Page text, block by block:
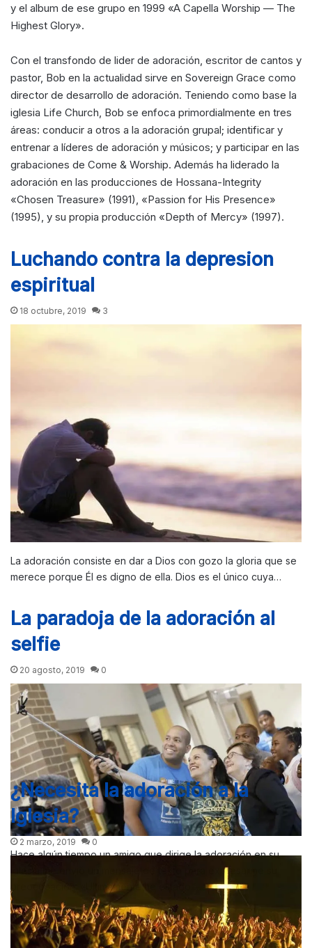
y el album de ese grupo en 1999 «A Capella Worship — The
Highest Glory».
Con el transfondo de lider de adoración, escritor de cantos y
pastor, Bob en la actualidad sirve en Sovereign Grace como
director de desarrollo de adoración. Teniendo como base la
iglesia Life Church, Bob se enfoca primordialmente en tres
áreas: conducir a otros a la adoración grupal; identificar y
entrenar a líderes de adoración y músicos; y participar en las
grabaciones de Come & Worship. Además ha liderado la
adoración en las producciones de Hossana-Integrity
«Chosen Treasure» (1991), «Passion for His Presence»
(1995), y su propia producción «Depth of Mercy» (1997).
Luchando contra la depresion
espiritual
18 octubre, 2019 3
La adoración consiste en dar a Dios con gozo la gloria que se
merece porque Él es digno de ella. Dios es el único cuya…
La paradoja de la adoración al
selfie
20 agosto, 2019 0
Hace algún tiempo un amigo que dirige la adoración en su
iglesia me envió un mensaje de texto para expresarme su
preocupación. «Últimamente he estado…
¿Necesita la adoración a la
Iglesia?
2 marzo, 2019 0